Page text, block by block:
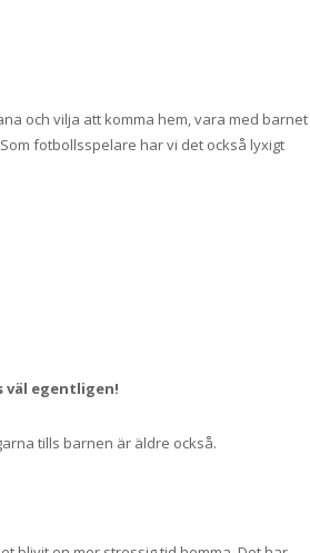
och vilja att komma hem, vara med barnet
fotbollsspelare har vi det också lyxigt
egentligen!
tills barnen är äldre också.